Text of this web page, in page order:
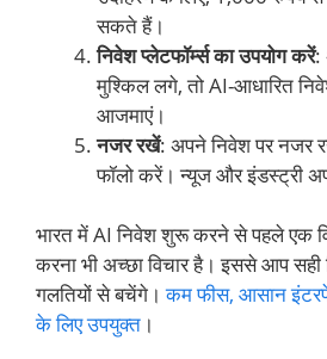
सकते हैं।
निवेश प्लेटफॉर्म्स का उपयोग करें:
मुश्किल लगे, तो AI-आधारित
आजमाएं।
नजर रखें: अपने निवेश पर नजर
फॉलो करें। न्यूज और इंडस्ट्री
भारत में AI निवेश शुरू करने से पहले एक
करना भी अच्छा विचार है। इससे आप सही
गलतियों से बचेंगे।कम फीस, आसान
के लिए उपयुक्त ।